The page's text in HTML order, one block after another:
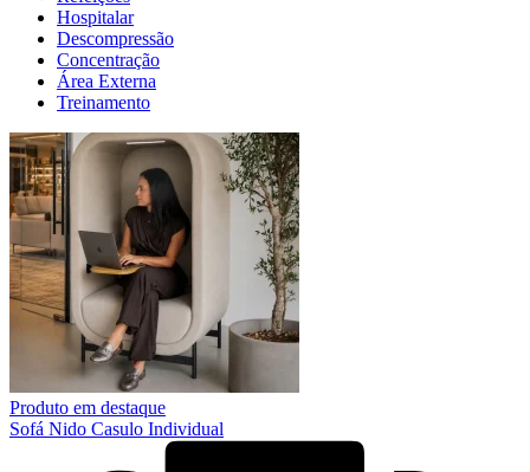
Hospitalar
Descompressão
Concentração
Área Externa
Treinamento
Produto em destaque
Sofá Nido Casulo Individual